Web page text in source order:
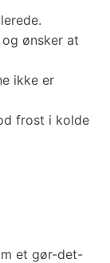
ønsker at
ikke er
frost i kolde
et gør-det-